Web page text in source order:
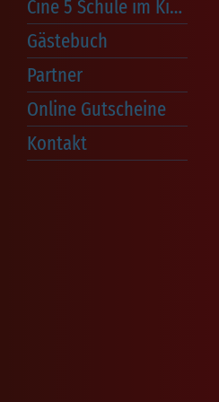
Cine 5 Schule im Kino
Gästebuch
Partner
Online Gutscheine
Kontakt